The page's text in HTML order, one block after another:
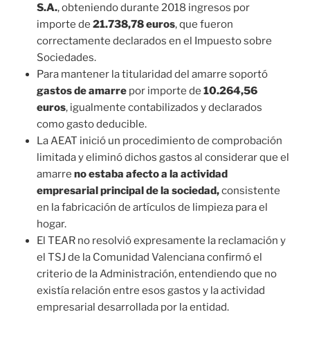
S.A., obteniendo durante 2018 ingresos por
importe de 21.738,78 euros, que fueron
correctamente declarados en el Impuesto sobre
Sociedades.
Para mantener la titularidad del amarre soportó
gastos de amarrepor importe de 10.264,56
euros, igualmente contabilizados y declarados
como gasto deducible.
La AEAT inició un procedimiento de comprobación
limitada y eliminó dichos gastos al considerar que el
amarre no estaba afecto a la actividad
empresarial principal de la sociedad,consistente
en la fabricación de artículos de limpieza para el
hogar.
El TEAR no resolvió expresamente la reclamación y
el TSJ de la Comunidad Valenciana confirmó el
criterio de la Administración, entendiendo que no
existía relación entre esos gastos y la actividad
empresarial desarrollada por la entidad.